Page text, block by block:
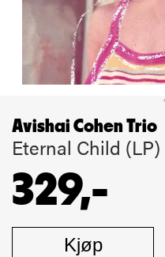
Avishai Cohen Trio
Eternal Child (LP)
329,-
Kjøp